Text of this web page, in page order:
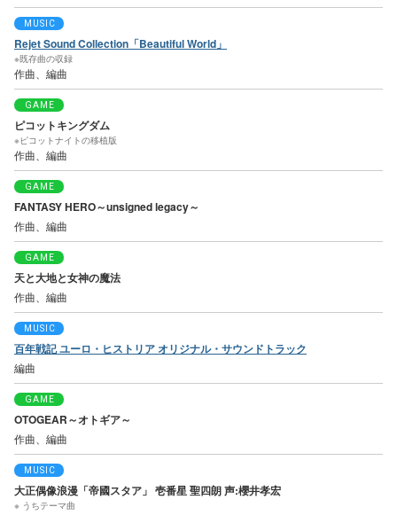
MUSIC
Rejet Sound Collection「Beautiful World」
※既存曲の収録
作曲、編曲
GAME
ピコットキングダム
※ピコットナイトの移植版
作曲、編曲
GAME
FANTASY HERO～unsigned legacy～
作曲、編曲
GAME
天と大地と女神の魔法
作曲、編曲
MUSIC
百年戦記 ユーロ・ヒストリア オリジナル・サウンドトラック
編曲
GAME
OTOGEAR～オトギア～
作曲、編曲
MUSIC
大正偶像浪漫「帝國スタア」 壱番星 聖四朗 声:櫻井孝宏
※ うちテーマ曲